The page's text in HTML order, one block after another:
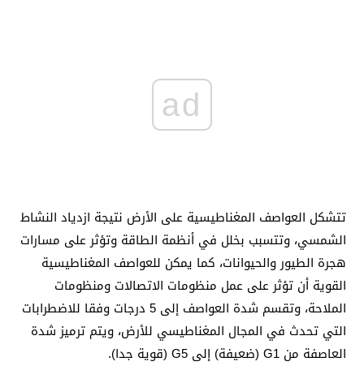
ad
تتشكل العواصف المغناطيسية على الأرض نتيجة ازدياد النشاط
الشمسي، وتتسبب بخلل في أنظمة الطاقة وتؤثر على مسارات
هجرة الطيور والحيوانات، كما يمكن للعواصف المغناطيسية
القوية أن تؤثر على عمل منظومات الاتصالات ومنظومات
الملاحة، وتقسم شدة العواصف إلى 5 درجات وفقا للاضطرابات
التي تحدث في المجال المغناطيسي للأرض، ويتم ترميز شدة
العاصفة من G1 (ضعيفة) إلى G5 (قوية جدا).